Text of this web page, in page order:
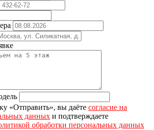
«Отправить», вы даёте согласие на
данных и подтверждаете
обработки персональных данных